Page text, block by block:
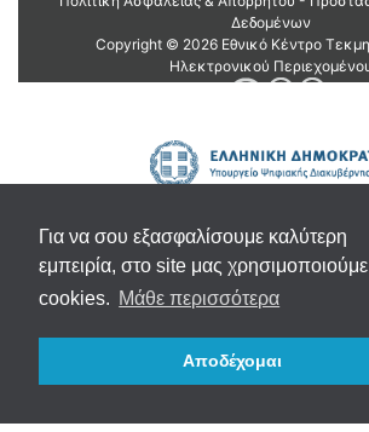
Για να σου εξασφαλίσουμε καλύτερη
εμπειρία, στο site μας χρησιμοποιούμε
cookies. Μάθε περισσότερα
Αποδέχομαι